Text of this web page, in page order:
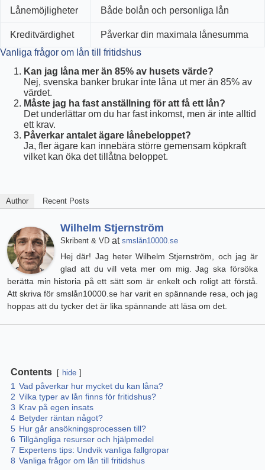
Lånemöjligheter Både bolån och personliga lån
Kreditvärdighet
Påverkar din maximala lånesumma
Vanliga frågor om lån till fritidshus
Kan jag låna mer än 85% av husets värde?
Nej, svenska banker brukar inte låna ut mer än 85% av
värdet.
Måste jag ha fast anställning för att få ett lån?
Det underlättar om du har fast inkomst, men är inte alltid
ett krav.
Påverkar antalet ägare lånebeloppet?
Ja, fler ägare kan innebära större gemensam köpkraft
vilket kan öka det tillåtna beloppet.
Author Recent Posts
Wilhelm Stjernström
Skribent & VD at smslån10000.se
Hej där! Jag heter Wilhelm Stjernström, och jag är
glad att du vill veta mer om mig. Jag ska försöka
berätta min historia på ett sätt som är enkelt och roligt att förstå.
Att skriva för smslån10000.se har varit en spännande resa, och jag
hoppas att du tycker det är lika spännande att läsa om det.
Contents hide
1 Vad påverkar hur mycket du kan låna?
2 Vilka typer av lån finns för fritidshus?
3 Krav på egen insats
4 Betyder räntan något?
5 Hur går ansökningsprocessen till?
6 Tillgängliga resurser och hjälpmedel
7 Expertens tips: Undvik vanliga fallgropar
8 Vanliga frågor om lån till fritidshus